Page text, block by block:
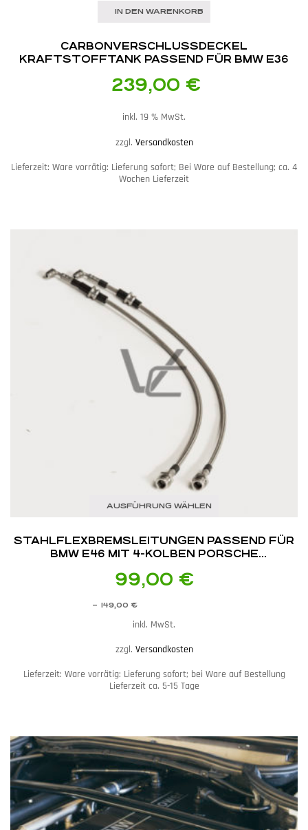
IN DEN WARENKORB
CARBON­VERSCHLUSSDECKEL
KRAFTSTOFFTANK PASSEND FÜR BMW E36
239,00 €
inkl. 19 % MwSt.
zzgl. Versandkosten
Lieferzeit: Ware vorrätig: Lieferung sofort; Bei Ware auf Bestellung; ca. 4
Wochen Lieferzeit
AUSFÜHRUNG WÄHLEN
STAHLFLEX­BREMSLEITUNGEN PASSEND FÜR
BMW E46 MIT 4-KOLBEN PORSCHE
99,00 €
– 149,00 €
inkl. MwSt.
zzgl. Versandkosten
Lieferzeit: Ware vorrätig: Lieferung sofort; bei Ware auf Bestellung
Lieferzeit ca. 5-15 Tage